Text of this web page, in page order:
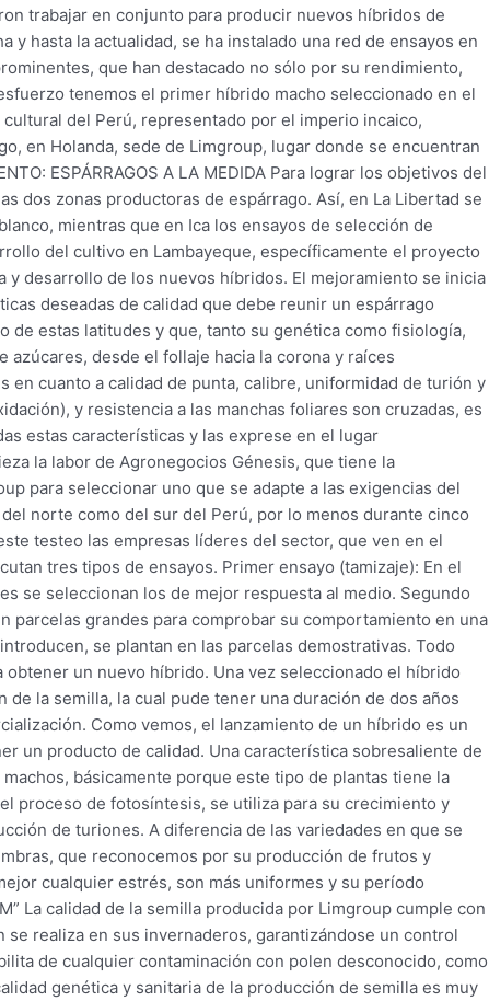
trabajar en conjunto para producir nuevos híbridos de
y hasta la actualidad, se ha instalado una red de ensayos en
que han destacado no sólo por su rendimiento,
tenemos el primer híbrido macho seleccionado en el
del Perú, representado por el imperio incaico,
en Holanda, sede de Limgroup, lugar donde se encuentran
ESPÁRRAGOS A LA MEDIDA Para lograr los objetivos del
dos zonas productoras de espárrago. Así, en La Libertad se
mientras que en Ica los ensayos de selección de
del cultivo en Lambayeque, específicamente el proyecto
y desarrollo de los nuevos híbridos. El mejoramiento se inicia
deseadas de calidad que debe reunir un espárrago
estas latitudes y que, tanto su genética como fisiología,
desde el follaje hacia la corona y raíces
cuanto a calidad de punta, calibre, uniformidad de turión y
y resistencia a las manchas foliares son cruzadas, es
estas características y las exprese en el lugar
la labor de Agronegocios Génesis, que tiene la
para seleccionar uno que se adapte a las exigencias del
norte como del sur del Perú, por lo menos durante cinco
testeo las empresas líderes del sector, que ven en el
tres tipos de ensayos. Primer ensayo (tamizaje): En el
se seleccionan los de mejor respuesta al medio. Segundo
parcelas grandes para comprobar su comportamiento en una
se plantan en las parcelas demostrativas. Todo
un nuevo híbrido. Una vez seleccionado el híbrido
la semilla, la cual pude tener una duración de dos años
Como vemos, el lanzamiento de un híbrido es un
un producto de calidad. Una característica sobresaliente de
básicamente porque este tipo de plantas tiene la
proceso de fotosíntesis, se utiliza para su crecimiento y
de turiones. A diferencia de las variedades en que se
que reconocemos por su producción de frutos y
cualquier estrés, son más uniformes y su período
La calidad de la semilla producida por Limgroup cumple con
realiza en sus invernaderos, garantizándose un control
de cualquier contaminación con polen desconocido, como
genética y sanitaria de la producción de semilla es muy